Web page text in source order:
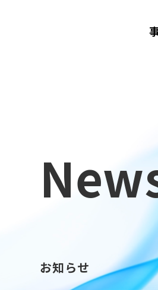
お知らせ